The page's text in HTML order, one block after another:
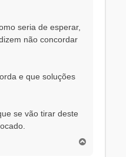
seria de esperar,
não concordar
e que soluções
se vão tirar deste